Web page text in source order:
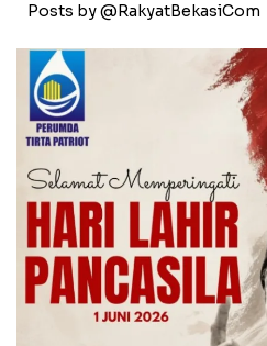
Posts by @RakyatBekasiCom